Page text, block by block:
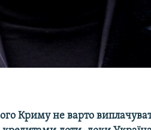
Криму не варто